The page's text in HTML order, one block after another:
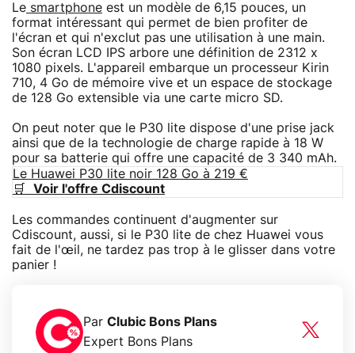
Le smartphone est un modèle de 6,15 pouces, un
format intéressant qui permet de bien profiter de
l'écran et qui n'exclut pas une utilisation à une main.
Son écran LCD IPS arbore une définition de 2312 x
1080 pixels. L'appareil embarque un processeur Kirin
710, 4 Go de mémoire vive et un espace de stockage
de 128 Go extensible via une carte micro SD.
On peut noter que le P30 lite dispose d'une prise jack
ainsi que de la technologie de charge rapide à 18 W
pour sa batterie qui offre une capacité de 3 340 mAh.
Le Huawei P30 lite noir 128 Go à 219 €
🛒 Voir l'offre Cdiscount
Les commandes continuent d'augmenter sur
Cdiscount, aussi, si le P30 lite de chez Huawei vous
fait de l'œil, ne tardez pas trop à le glisser dans votre
panier !
Par Clubic Bons Plans
Expert Bons Plans